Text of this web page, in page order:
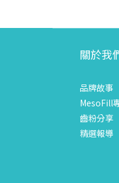
關於我
品牌故事
MesoFill
齒粉分享
精選報導